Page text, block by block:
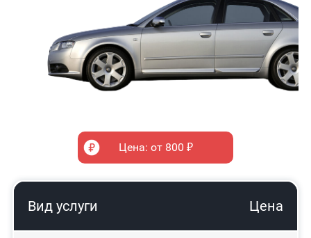
Цена: от 800 ₽
Вид услуги Цена